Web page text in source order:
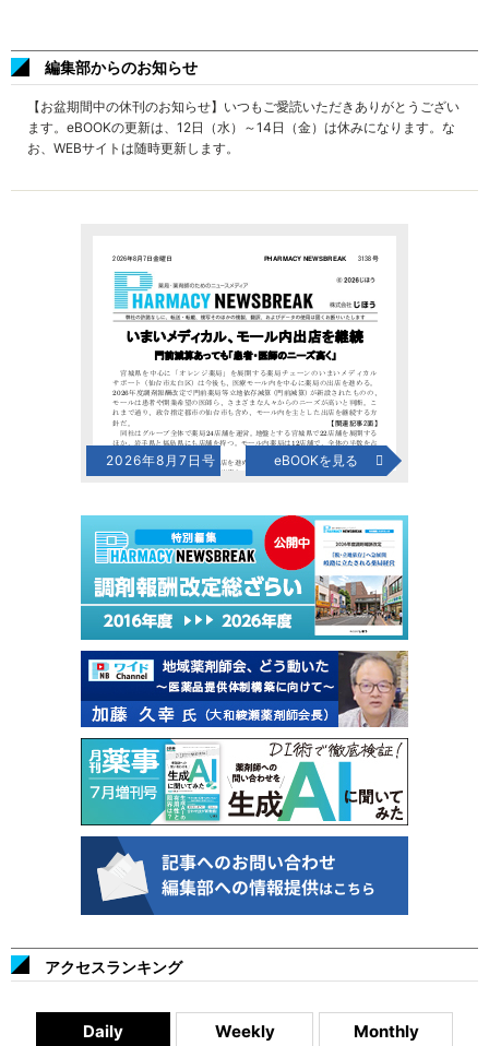
編集部からのお知らせ
【お盆期間中の休刊のお知らせ】いつもご愛読いただきありがとうござい
ます。eBOOKの更新は、12日（水）～14日（金）は休みになります。な
お、WEBサイトは随時更新します。
2026年8月7日号 eBOOKを見る
アクセスランキング
Daily Weekly Monthly